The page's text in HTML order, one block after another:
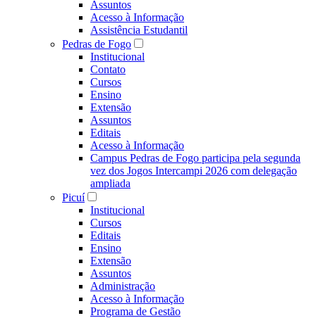
Assuntos
Acesso à Informação
Assistência Estudantil
Pedras de Fogo
Institucional
Contato
Cursos
Ensino
Extensão
Assuntos
Editais
Acesso à Informação
Campus Pedras de Fogo participa pela segunda
vez dos Jogos Intercampi 2026 com delegação
ampliada
Picuí
Institucional
Cursos
Editais
Ensino
Extensão
Assuntos
Administração
Acesso à Informação
Programa de Gestão